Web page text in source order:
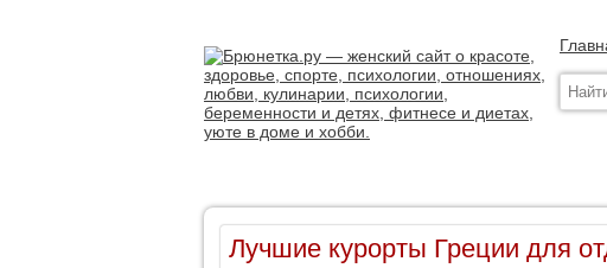
Лучшие курорты Греции для